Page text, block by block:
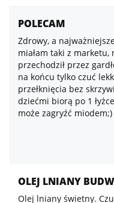
POLECAM
Zdrowy, a
miałam taki z marketu,
przechodził przez
na końcu tylko czuć
przełknięcia bez
dziećmi biorą po 1
może zagryźć
OLEJ LNIANY
Olej lniany świetny.